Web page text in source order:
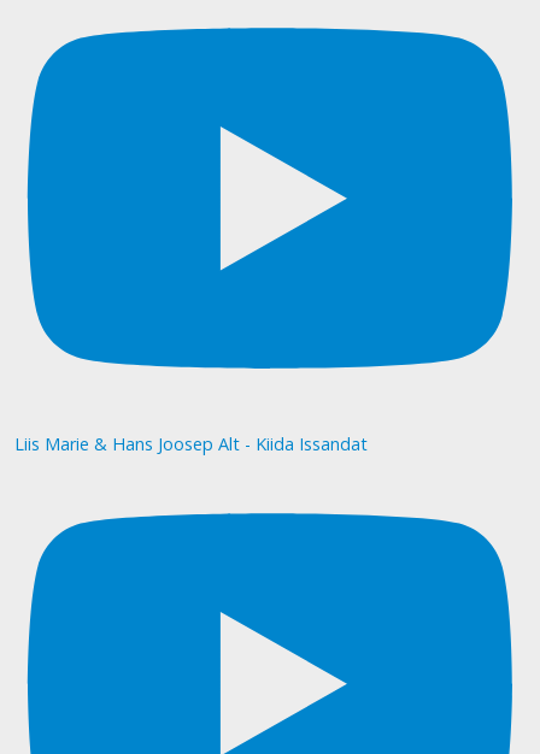
Liis Marie & Hans Joosep Alt - Kiida Issandat